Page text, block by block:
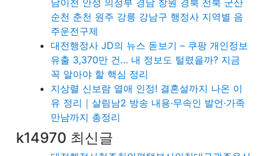
남이천 안성 의정부 경남 창원 경북 전북 군산
순천 춘천 원주 강릉 강남구 행정사 지역별 음
주운전구제
대전행정사 JD의 뉴스 돋보기 – 쿠팡 개인정보
유출 3,370만 건… 내 정보도 털렸을까? 지금
꼭 알아야 할 핵심 정리
지상렬 신보람 열애 인정! 결혼설까지 나온 이
유 정리｜살림남2 방송 내용·무속인 발언·가족
만남까지 총정리
k14970 최신글